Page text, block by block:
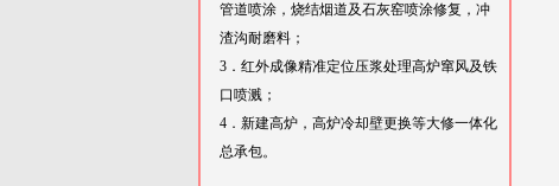
管道喷涂，烧结烟道及石灰窑喷涂修复，冲
渣沟耐磨料；
3．红外成像精准定位压浆处理高炉窜风及铁
口喷溅；
4．新建高炉，高炉冷却壁更换等大修一体化
总承包。